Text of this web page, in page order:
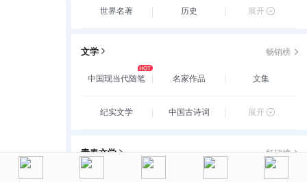
世界名著 历史 展开
文学 畅销榜
中国现当代随笔 名家作品 文集
纪实文学 中国古诗词 展开
青春文学 畅销榜
玄幻/新武侠/魔幻/